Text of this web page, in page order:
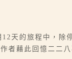
天的旅程中，除
者藉此回憶二二八